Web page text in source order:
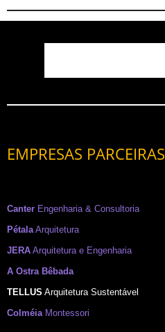
EMPRESAS PARCEIRAS
Canter Engenharia & Consultoria
Pétala Arquitetura
JERA Arquitetura e Engenharia
A Ostra Bêbada
TELLUS Arquitetura Sustentável
Colméia Montessori